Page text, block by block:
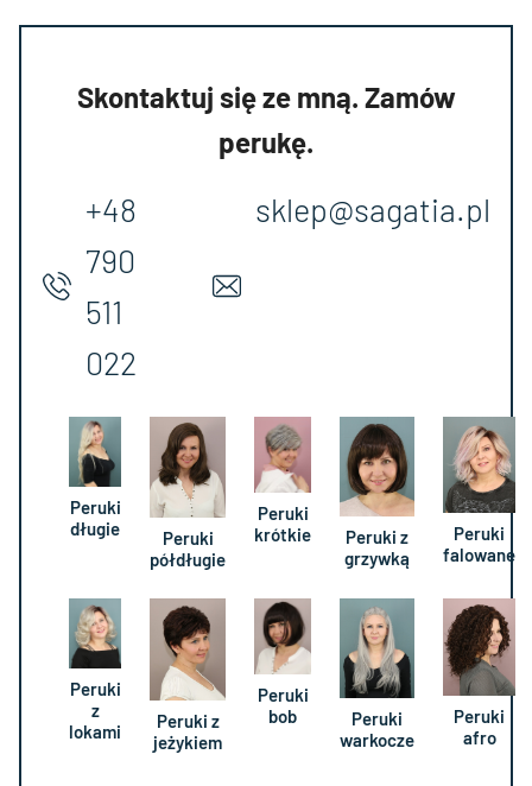
Skontaktuj się ze mną. Zamów
perukę.
+48
790
511
022
sklep@sagatia.pl
Peruki
długie
Peruki
półdługie
Peruki
krótkie
Peruki z
grzywką
Peruki
falowane
Peruki
z
lokami
Peruki z
jeżykiem
Peruki
bob
Peruki
warkocze
Peruki
afro